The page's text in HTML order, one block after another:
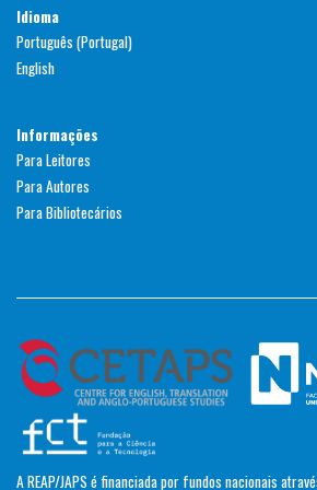
Idioma
Português (Portugal)
English
Informações
Para Leitores
Para Autores
Para Bibliotecários
A REAP/JAPS é financiada por fundos nacionais